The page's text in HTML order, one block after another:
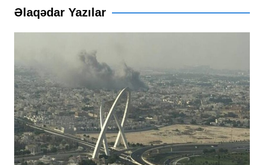
Əlaqədar Yazılar